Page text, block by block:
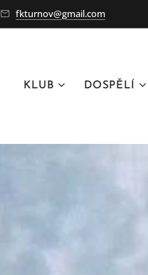
fkturnov@gmail.com
KLUB DOSPĚLÍ